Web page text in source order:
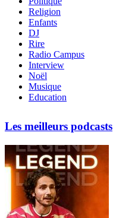
Religion
Enfants
DJ
Rire
Radio Campus
Interview
Noël
Musique
Education
Les meilleurs podcasts